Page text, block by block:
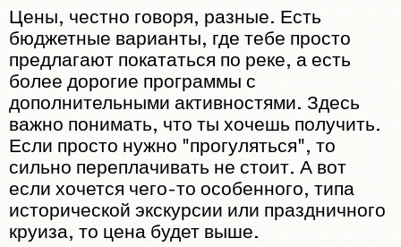
Цены, честно говоря, разные. Есть
бюджетные варианты, где тебе просто
предлагают покататься по реке, а есть
более дорогие программы с
дополнительными активностями. Здесь
важно понимать, что ты хочешь получить.
Если просто нужно "прогуляться", то
сильно переплачивать не стоит. А вот
если хочется чего-то особенного, типа
исторической экскурсии или праздничного
круиза, то цена будет выше.